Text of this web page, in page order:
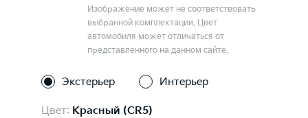
Изображение может не соответствовать
выбранной комплектации. Цвет
автомобиля может отличаться от
представленного на данном сайте.
Экстерьер Интерьер
Цвет: Красный (CR5)